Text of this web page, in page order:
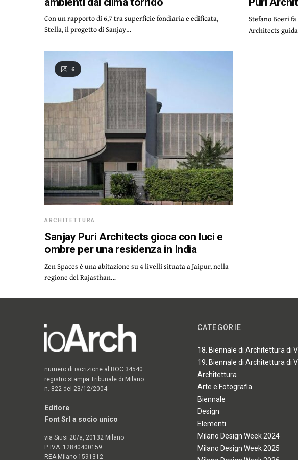
Con un rapporto di 6,7 tra superficie fondiaria e edificata,
Stella, il progetto di Sanjay…
Stefano Boeri
Architects
6
ARCHITETTURA
Sanjay Puri Architects gioca con luci e
ombre per una residenza in India
Zen Spaces è una abitazione su 4 livelli situata a Jaipur, nella
regione del Rajasthan…
numero di iscrizione al ROC 34540
registro stampa Tribunale di Milano
n. 822 del 23/12/2004
Editore
Font Srl a socio unico
via Siusi 20/a, 20132 Milano
P. IVA: 12840400159
REA Milano 1591312
CATEGORIE
18. Biennale di Architettura di
19. Biennale di Architettura di
Architettura
Arte e Fotografia
Biennale
Design
Elementi
Milano Design Week 2024
Milano Design Week 2025